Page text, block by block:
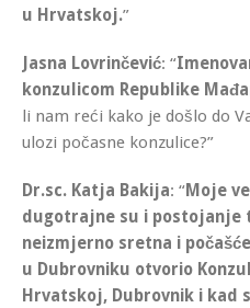
u Hrvatskoj.”
Jasna Lovrinčević: “
konzulicom Republike
li nam reći kako je došlo do
ulozi počasne konzulice?”
Dr.sc. Katja Bakija: “Moje
dugotrajne su i postojanje
neizmjerno sretna i
u Dubrovniku otvorio
Hrvatskoj, Dubrovnik i kad